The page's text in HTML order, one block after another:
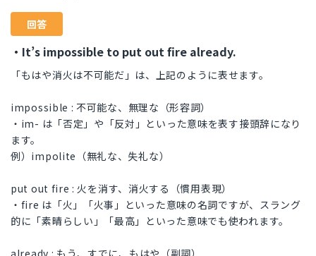
回答
・It’s impossible to put out fire already.
「もはや消火は不可能だ」は、上記のように表せます。
impossible : 不可能な、無理な（形容詞）
・im- は「否定」や「反対」といった意味を表す接頭辞になり
ます。
例）impolite（無礼な、失礼な）
put out fire : 火を消す、消火する（慣用表現）
・fire は「火」「火事」といった意味の名詞ですが、スラング
的に「素晴らしい」「最高」といった意味でも使われます。